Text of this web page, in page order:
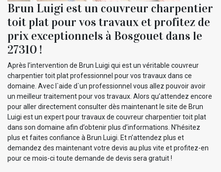
Brun Luigi est un couvreur charpentier
toit plat pour vos travaux et profitez de
prix exceptionnels à Bosgouet dans le
27310 !
Après l’intervention de Brun Luigi qui est un véritable couvreur
charpentier toit plat professionnel pour vos travaux dans ce
domaine. Avec l`aide d`un professionnel vous allez pouvoir avoir
un meilleur traitement pour vos travaux. Alors qu’attendez encore
pour aller directement consulter dès maintenant le site de Brun
Luigi est un expert pour travaux de couvreur charpentier toit plat
dans son domaine afin d’obtenir plus d’informations. N’hésitez
plus et faites confiance à Brun Luigi. Et n’attendez plus et
demandez des maintenant votre devis au plus vite et profitez-en
pour ce mois-ci toute demande de devis sera gratuit !